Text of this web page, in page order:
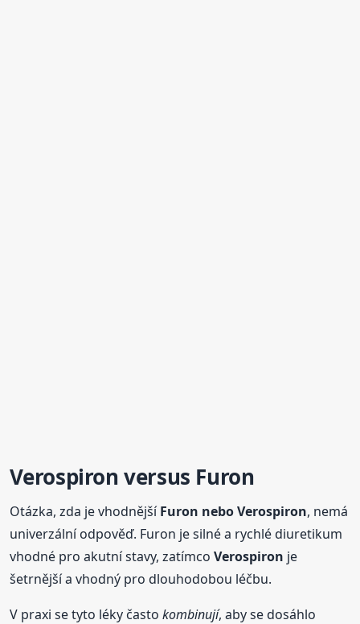
Verospironversus Furon
Otázka, zda je vhodnějšíFuron neboVerospiron, nemá
univerzální odpověď. Furon je silné a rychlé diuretikum
vhodné pro akutní stavy, zatímcoVerospiron je
šetrnější a vhodný pro dlouhodobou léčbu.
V praxi se tyto léky častokombinují, aby se dosáhlo